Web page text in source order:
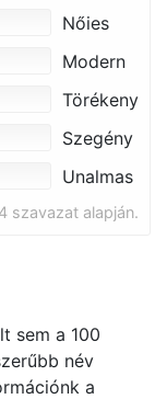
Nőies
Modern
Törékeny
Szegény
Unalmas
szavazat alapján.
sem a 100
név
a